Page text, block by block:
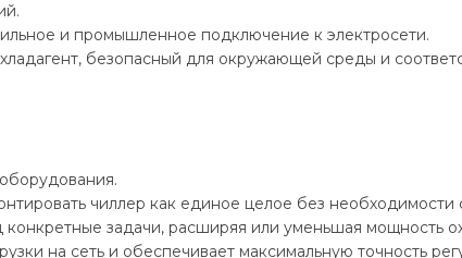
и промышленное подключение к электросети.
безопасный для окружающей среды и
чиллер как единое целое без необходимости
конкретные задачи, расширяя или уменьшая мощность
на сеть и обеспечивает максимальную точность